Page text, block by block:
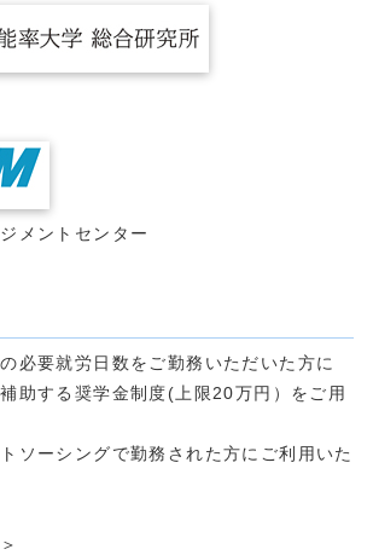
メントセンター
必要就労日数をご勤務いただいた方に
助する奨学金制度(上限20万円）をご用
ソーシングで勤務された方にご利用いた
＞